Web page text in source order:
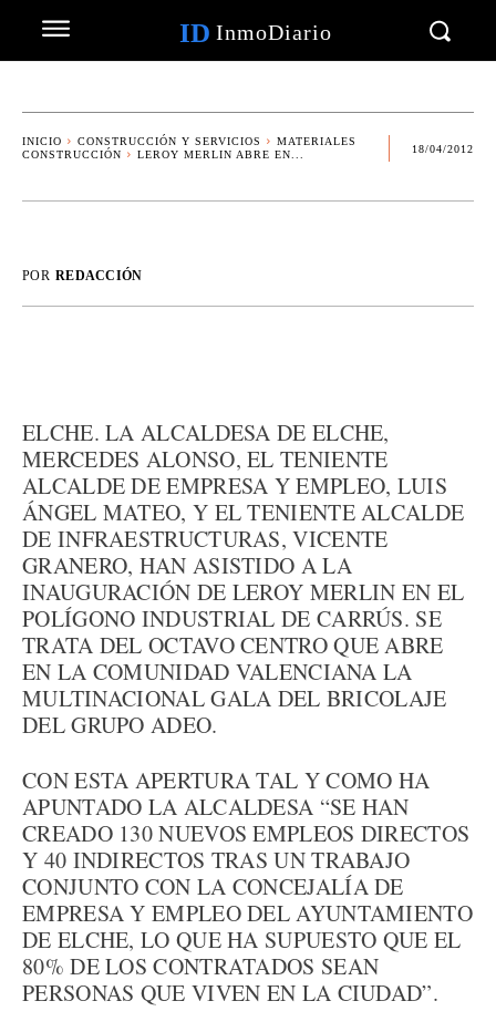
ID InmoDiario
INICIO CONSTRUCCIÓN Y SERVICIOS
MATERIALES
CONSTRUCCIÓN
LEROY MERLIN ABRE EN...
18/04/2012
POR REDACCIÓN
ELCHE. LA ALCALDESA DE ELCHE,
MERCEDES ALONSO, EL TENIENTE
ALCALDE DE EMPRESA Y EMPLEO, LUIS
ÁNGEL MATEO, Y EL TENIENTE ALCALDE
DE INFRAESTRUCTURAS, VICENTE
GRANERO, HAN ASISTIDO A LA
INAUGURACIÓN DE LEROY MERLIN EN EL
POLÍGONO INDUSTRIAL DE CARRÚS. SE
TRATA DEL OCTAVO CENTRO QUE ABRE
EN LA COMUNIDAD VALENCIANA LA
MULTINACIONAL GALA DEL BRICOLAJE
DEL GRUPO ADEO.
CON ESTA APERTURA TAL Y COMO HA
APUNTADO LA ALCALDESA “SE HAN
CREADO 130 NUEVOS EMPLEOS DIRECTOS
Y 40 INDIRECTOS TRAS UN TRABAJO
CONJUNTO CON LA CONCEJALÍA DE
EMPRESA Y EMPLEO DEL AYUNTAMIENTO
DE ELCHE, LO QUE HA SUPUESTO QUE EL
80% DE LOS CONTRATADOS SEAN
PERSONAS QUE VIVEN EN LA CIUDAD”.